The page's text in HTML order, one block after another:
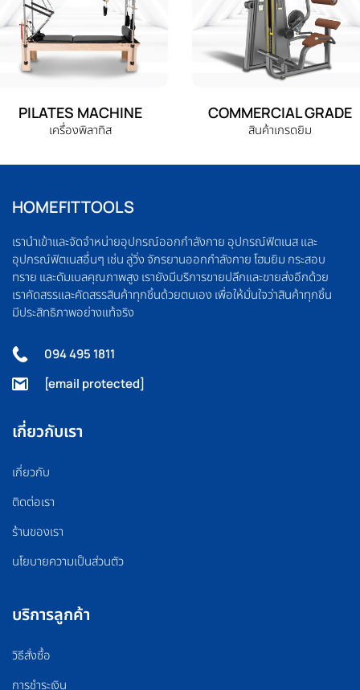
PILATES MACHINE
เครื่องพิลาทิส
COMMERCIAL GRADE
สินค้าเกรดยิม
HOMEFITTOOLS
เรานำเข้าและจัดจำหน่ายอุปกรณ์ออกกำลังกาย อุปกรณ์ฟิตเนส และ
อุปกรณ์ฟิตเนสอื่นๆ เช่น ลู่วิ่ง จักรยานออกกำลังกาย โฮมยิม กระสอบ
ทราย และดัมเบลคุณภาพสูง เรายังมีบริการขายปลีกและขายส่งอีกด้วย
เราคัดสรรและคัดสรรสินค้าทุกชิ้นด้วยตนเอง เพื่อให้มั่นใจว่าสินค้าทุกชิ้น
มีประสิทธิภาพอย่างแท้จริง
094 495 1811
[email protected]
เกี่ยวกับเรา
เกี่ยวกับ
ติดต่อเรา
ร้านของเรา
นโยบายความเป็นส่วนตัว
บริการลูกค้า
วิธีสั่งซื้อ
การชำระเงิน